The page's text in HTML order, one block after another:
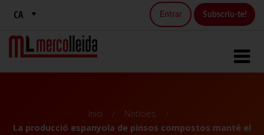
Entrar Subscriu-te!
Inici
Notícies
La producció espanyola de pinsos compostos manté el